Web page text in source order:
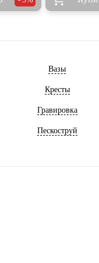
Вазы
Кресты
Гравировка
Пескоструй